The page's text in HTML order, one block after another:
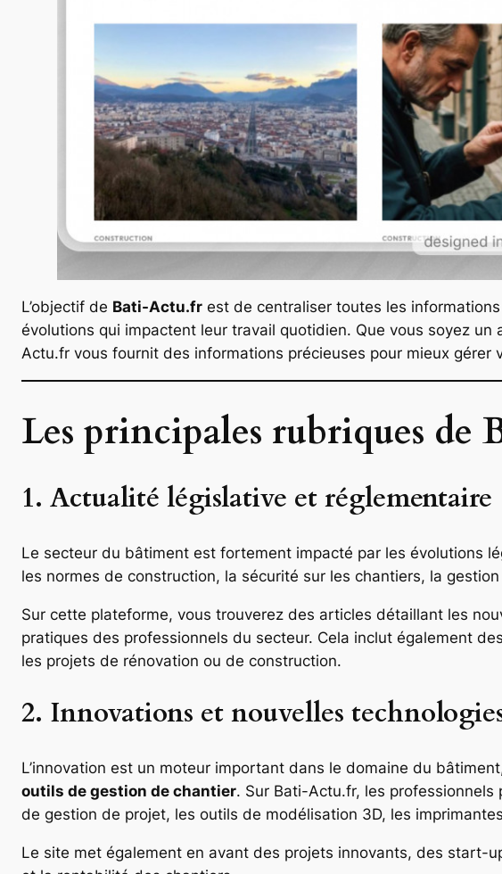
L’objectif de Bati-Actu.fr est de centraliser toutes les
évolutions qui impactent leur travail quotidien. Que vous soyez
Actu.fr vous fournit des informations précieuses pour mieux gérer
Les principales rubriques
1. Actualité législative et réglementaire
Le secteur du bâtiment est fortement impacté par les évolutions
les normes de construction, la sécurité sur les chantiers, la
Sur cette plateforme, vous trouverez des articles détaillant les
pratiques des professionnels du secteur. Cela inclut également
les projets de rénovation ou de construction.
2. Innovations et nouvelles
L’innovation est un moteur important dans le domaine du
outils de gestion de chantier. Sur Bati-Actu.fr, les
de gestion de projet, les outils de modélisation 3D, les
Le site met également en avant des projets innovants, des start-